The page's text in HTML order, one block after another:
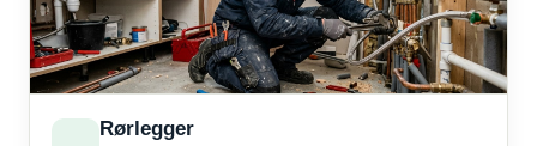
Rørlegger